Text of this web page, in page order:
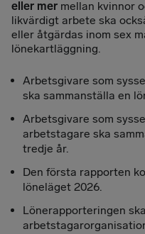
eller mer mellan kvinnor
likvärdigt arbete ska
eller åtgärdas inom sex
lönekartläggning.
Arbetsgivare som
ska sammanställa en
Arbetsgivare som
arbetstagare ska
tredje år.
Den första rapporten
löneläget 2026.
Lönerapporteringen